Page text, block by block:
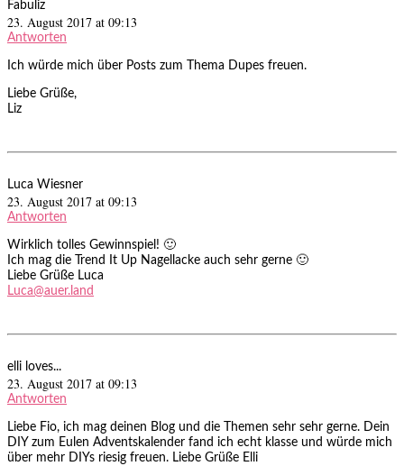
Fabuliz
23. August 2017 at 09:13
Antworten
Ich würde mich über Posts zum Thema Dupes freuen.
Liebe Grüße,
Liz
Luca Wiesner
23. August 2017 at 09:13
Antworten
Wirklich tolles Gewinnspiel! 🙂
Ich mag die Trend It Up Nagellacke auch sehr gerne 🙂
Liebe Grüße Luca
Luca@auer.land
elli loves...
23. August 2017 at 09:13
Antworten
Liebe Fio, ich mag deinen Blog und die Themen sehr sehr gerne. Dein
DIY zum Eulen Adventskalender fand ich echt klasse und würde mich
über mehr DIYs riesig freuen. Liebe Grüße Elli